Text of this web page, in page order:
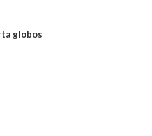
globos